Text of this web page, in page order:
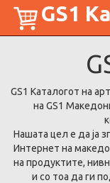
GS1
GS1 Каталогот на
на GS1
Нашата цел е да ја
Интернет на
на продуктите,
и со тоа да ги